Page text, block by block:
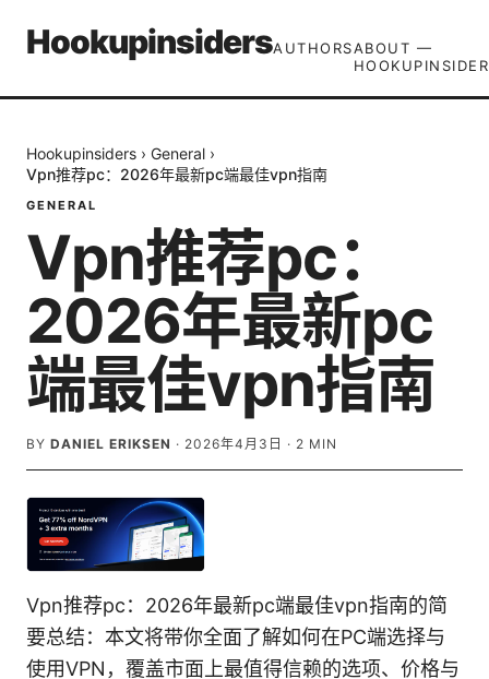
HookupinsidersAUTHORSABOUT —
Hookupinsiders › General ›
Vpn推荐pc：2026年最新pc端最佳vpn指南
GENERAL
Vpn推荐pc：
2026年最新pc
端最佳vpn指南
BY DANIEL ERIKSEN · 2026年4月3日 · 2 MIN
Vpn推荐pc：2026年最新pc端最佳vpn指南的简
要总结：本文将带你全面了解如何在PC端选择与
使用VPN，覆盖市面上最值得信赖的选项、价格与